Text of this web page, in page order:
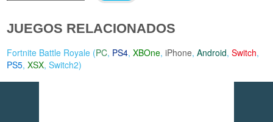
JUEGOS RELACIONADOS
Fortnite Battle Royale (PC, PS4,XBOne,iPhone,Android,Switch,
PS5,XSX,Switch2)